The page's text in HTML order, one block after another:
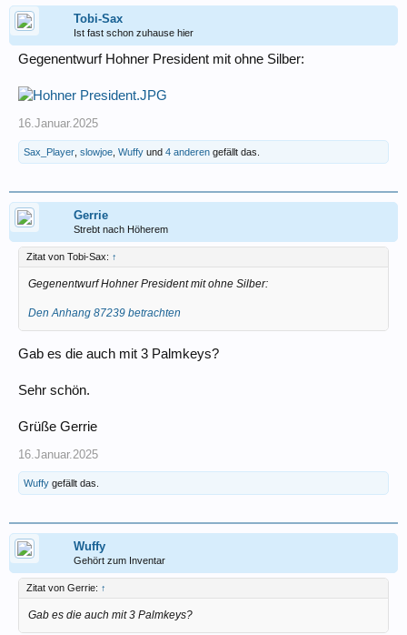
Tobi-Sax
Ist fast schon zuhause hier
Gegenentwurf Hohner President mit ohne Silber:
16.Januar.2025
Sax_Player slowjoe Wuffy und 4 anderen gefällt das.
Gerrie
Strebt nach Höherem
Zitat von Tobi-Sax: ↑
Gegenentwurf Hohner President mit ohne Silber:
Den Anhang 87239 betrachten
Gab es die auch mit 3 Palmkeys?
Sehr schön.
Grüße Gerrie
16.Januar.2025
Wuffy gefällt das.
Wuffy
Gehört zum Inventar
Zitat von Gerrie: ↑
Gab es die auch mit 3 Palmkeys?